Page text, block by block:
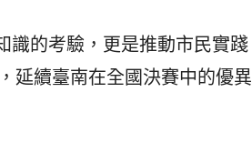
的考驗，更是推動市民實踐
延續臺南在全國決賽中的優異